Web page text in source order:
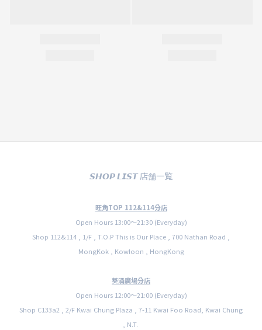
𝙎𝙃𝙊𝙋 𝙇𝙄𝙎𝙏 店舗一覧
旺角TOP 112&114分店
Open Hours 13:00〜21:30 (Everyday)
Shop 112&114 , 1/F , T.O.P This is Our Place , 700 Nathan Road ,
MongKok , Kowloon , HongKong
葵涌廣場分店
Open Hours 12:00〜21:00 (Everyday)
Shop C133a2 , 2/F Kwai Chung Plaza , 7-11 Kwai Foo Road, Kwai Chung
, N.T.